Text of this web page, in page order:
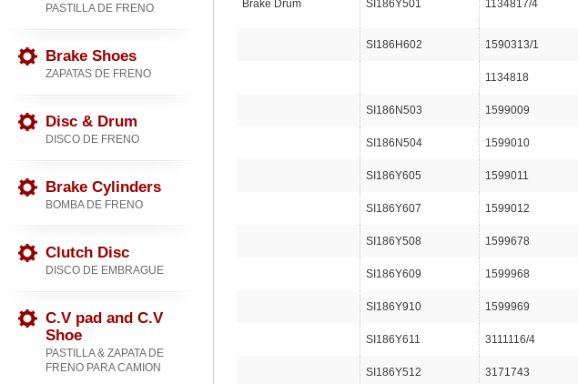
PASTILLA DE FRENO
Brake Shoes
ZAPATAS DE FRENO
Disc & Drum
DISCO DE FRENO
Brake Cylinders
BOMBA DE FRENO
Clutch Disc
DISCO DE EMBRAGUE
C.V pad and C.V
Shoe
PASTILLA & ZAPATA DE
FRENO PARA CAMION
Brake Drum SI186Y501 1134817/4
SI186H602 1590313/1
1134818
SI186N503 1599009
SI186N504 1599010
SI186Y605 1599011
SI186Y607 1599012
SI186Y508 1599678
SI186Y609 1599968
SI186Y910 1599969
SI186Y611 3111116/4
SI186Y512 3171743